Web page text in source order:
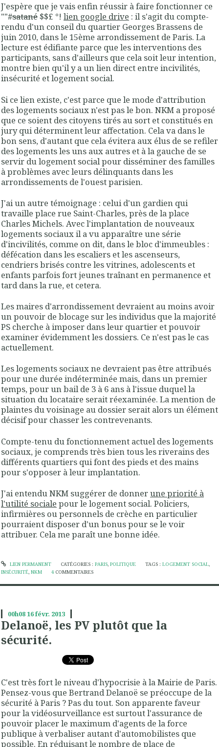
J'espère que je vais enfin réussir à faire fonctionner ce
""#satané$$£ °! lien google drive : il s'agit du compte-
rendu d'un conseil du quartier Georges Brassens de
juin 2010, dans le 15ème arrondissement de Paris. La
lecture est édifiante parce que les interventions des
participants, sans d'ailleurs que cela soit leur intention,
montre bien qu'il y a un lien direct entre incivilités,
insécurité et logement social.
Si ce lien existe, c'est parce que le mode d'attribution
des logements sociaux n'est pas le bon. NKM a proposé
que ce soient des citoyens tirés au sort et constitués en
jury qui déterminent leur affectation. Cela va dans le
bon sens, d'autant que cela évitera aux élus de se refiler
des logements les uns aux autres et à la gauche de se
servir du logement social pour disséminer des familles
à problèmes avec leurs délinquants dans les
arrondissements de l'ouest parisien.
J'ai un autre témoignage : celui d'un gardien qui
travaille place rue Saint-Charles, près de la place
Charles Michels. Avec l'implantation de nouveaux
logements sociaux il a vu apparaître une série
d'incivilités, comme on dit, dans le bloc d'immeubles :
défécation dans les escaliers et les ascenseurs,
cendriers brisés contre les vitrines, adolescents et
enfants parfois fort jeunes traînant en permanence et
tard dans la rue, et cetera.
Les maires d'arrondissement devraient au moins avoir
un pouvoir de blocage sur les individus que la majorité
PS cherche à imposer dans leur quartier et pouvoir
examiner évidemment les dossiers. Ce n'est pas le cas
actuellement.
Les logements sociaux ne devraient pas être attribués
pour une durée indéterminée mais, dans un premier
temps, pour un bail de 3 à 6 ans à l'issue duquel la
situation du locataire serait réexaminée. La mention de
plaintes du voisinage au dossier serait alors un élément
décisif pour chasser les contrevenants.
Compte-tenu du fonctionnement actuel des logements
sociaux, je comprends très bien tous les riverains des
différents quartiers qui font des pieds et des mains
pour s'opposer à leur implantation.
J'ai entendu NKM suggérer de donnerune priorité à
l'utilité sociale pour le logement social. Policiers,
infirmières ou personnels de crèche en particulier
pourraient disposer d'un bonus pour se le voir
attribuer. Cela me paraît une bonne idée.
LIEN PERMANENT CATÉGORIES : PARIS, POLITIQUE TAGS :LOGEMENT SOCIAL,
INSÉCURITÉ, NKM 4 COMMENTAIRES
00h0816févr. 2013
Delanoë, les PV plutôt que la
sécurité.
C'est très fort le niveau d'hypocrisie à la Mairie de Paris.
Pensez-vous que Bertrand Delanoë se préoccupe de la
sécurité à Paris ? Pas du tout. Son apparente faveur
pour la vidéosurveillance est surtout l'assurance de
pouvoir placer le maximum d'agents de la force
publique à verbaliser autant d'automobilistes que
possible. En réduisant le nombre de place de